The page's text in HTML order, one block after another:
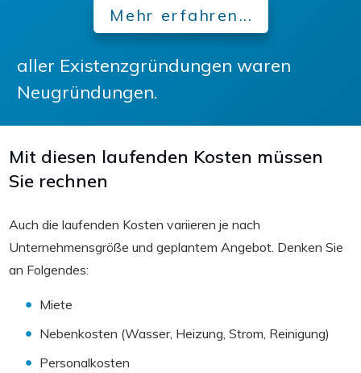
Mehr erfahren...
aller Existenzgründungen waren
Neugründungen.
Mit diesen laufenden Kosten müssen
Sie rechnen
Auch die laufenden Kosten variieren je nach
Unternehmensgröße und geplantem Angebot. Denken Sie
an Folgendes:
Miete
Nebenkosten (Wasser, Heizung, Strom, Reinigung)
Personalkosten